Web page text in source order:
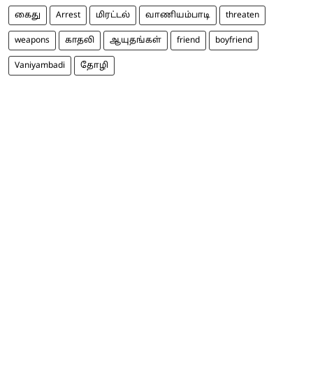
கைது Arrest மிரட்டல் வாணியம்பாடி threaten
weapons காதலி ஆயுதங்கள் friend boyfriend
Vaniyambadi தோழி